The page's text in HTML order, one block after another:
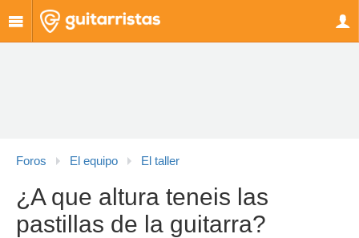
Foros El equipo El taller
¿A que altura teneis las
pastillas de la guitarra?